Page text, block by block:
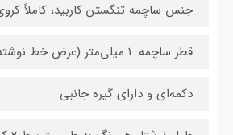
جنس ساچمه تنگستن کاربید، کاملاً
قطر ساچمه: 1 میلی‌متر (عرض خط نوشته شده 0.4 میلی‌متر است)
دکمه‌ای و دارای گیره جانبی